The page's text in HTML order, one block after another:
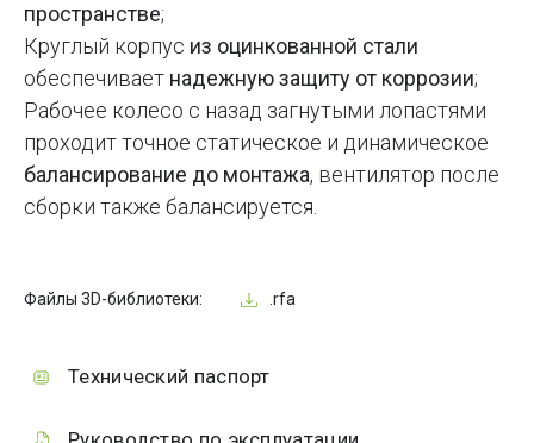
пространстве;
Круглый корпус из оцинкованной стали
обеспечивает надежную защиту от коррозии;
Рабочее колесо с назад загнутыми лопастями
проходит точное статическое и динамическое
балансирование до монтажа, вентилятор после
сборки также балансируется.
Файлы 3D-библиотеки: .rfa
Технический паспорт